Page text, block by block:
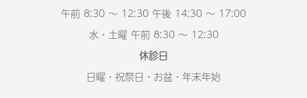
午前 8:30 ～ 12:30 午後 14:30 ～ 17:00
水・土曜 午前 8:30 ～ 12:30
休診日
日曜・祝祭日・お盆・年末年始